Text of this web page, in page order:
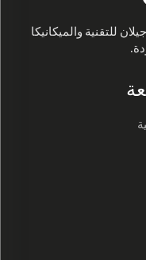
للتقنية والميكانيكا